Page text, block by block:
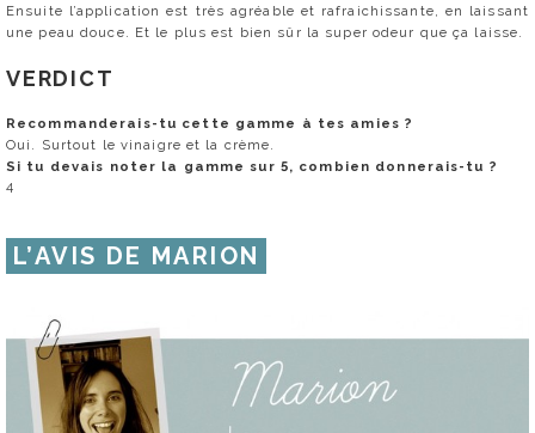
Ensuite l’application est très agréable et rafraichissante, en laissant
une peau douce. Et le plus est bien sûr la super odeur que ça laisse.
VERDICT
Recommanderais-tu cette gamme à tes amies ?
Oui. Surtout le vinaigre et la crème.
Si tu devais noter la gamme sur 5, combien donnerais-tu ?
4
L’AVIS DE MARION